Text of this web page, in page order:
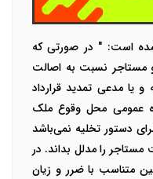
قانون آمده است: " در صورتی که
مستاجر نسبت به اصالت
و یا مدعی تمدید‌ قرارداد
عمومی محل وقوع ملک
دستور تخلیه نمی‌باشد
مستاجر را مدلل بداند. در
متناسب با ضرر و زیان